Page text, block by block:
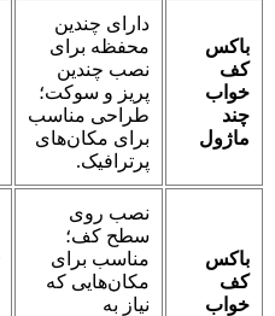
باکس
کف
خواب
چند
ماژول
دارای چندین
محفظه برای
نصب چندین
پریز و سوکت؛
طراحی مناسب
برای مکان‌های
پرترافیک.
باکس
کف
خواب
نصب روی
سطح کف؛
مناسب برای
مکان‌هایی که
نیاز به